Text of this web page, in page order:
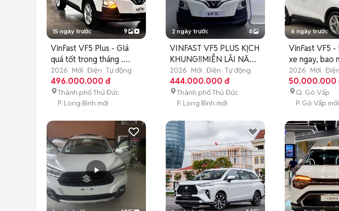
15 ngày trước 9
VinFast VF5 Plus - Giá
quá tốt trong tháng .
Hottt
2026 Mới Điện Tự động
496.000.000 đ
Thành phố Thủ Đức
P. Long Bình mới
2 ngày trước 6
VINFAST VF5 PLUS KỊCH
KHUNG‼️MIỄN LÃI NĂM
ĐẦU
2026 Mới Điện Tự động
444.000.000 đ
Thành phố Thủ Đức
P. Long Bình mới
6 ngày trước
VinFast VF5 -
xe ngay, bao
2026 Mới Điện
50.000.000
Q. Gò Vấp
P. Gò Vấp mới